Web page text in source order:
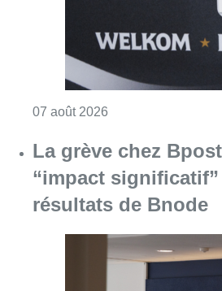
07 août 2026
La grève chez
“impact
résultats de Bnode